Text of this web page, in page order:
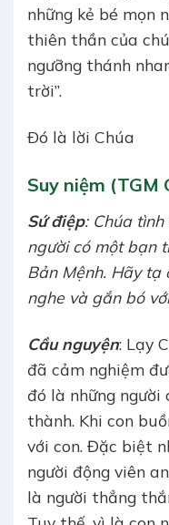
những kẻ bé mọn
thiên thần của
ngưỡng thánh
trời”.
Ðó là lời Chúa
Suy niệm (TGM
Sứ điệp: Chúa
người có một bạn
Bản Mệnh. Hãy tạ
nghe và gắn bó
Cầu nguyện: Lạy
đã cảm nghiệm
đó là những
thành. Khi con
với con. Đặc biệt
người động viên
là người thẳng